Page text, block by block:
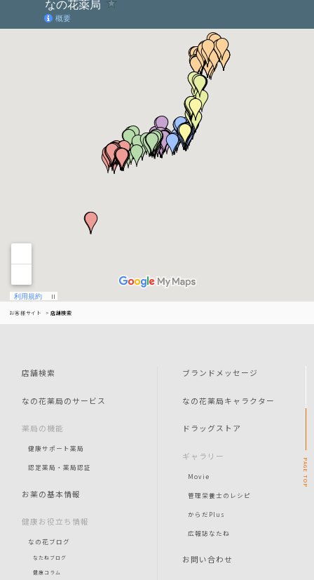
お客様サイト 店舗検索
店舗検索
なの花薬局のサービス
薬局の機能
健康サポート薬局
認定薬局・薬局認証
お薬の基本情報
健康お役立ち情報
なの花ブログ
なたねブログ
健康コラム
ブランドメッセージ
なの花薬局キャラクター
ドラッグストア
ギャラリー
Movie
管理栄養士のレシピ
からだPlus
広報誌なたね
お問い合わせ
PAGE
TOP